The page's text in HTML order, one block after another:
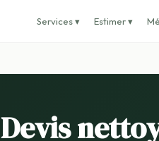
Services ▾ Estimer ▾
Devis